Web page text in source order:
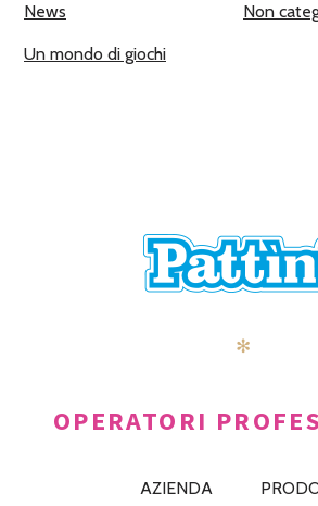
News Non
Un mondo di giochi
✻
OPERATORI
AZIENDA